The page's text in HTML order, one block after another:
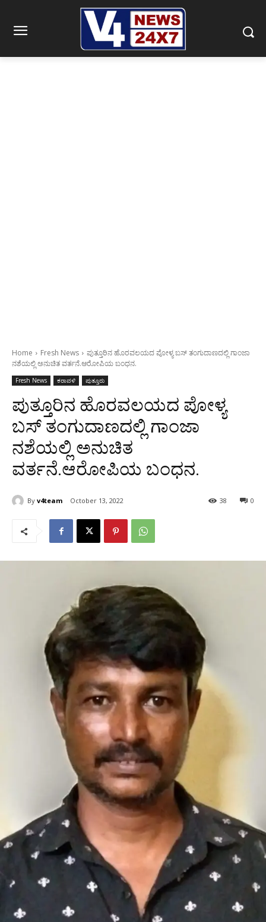
Home Fresh News
ಪುತ್ತೂರಿನ ಹೊರವಲಯದ ಪೋಳ್ಯ ಬಸ್ ತಂಗುದಾಣದಲ್ಲಿ ಗಾಂಜಾ
ನಶೆಯಲ್ಲಿ ಅನುಚಿತ ವರ್ತನೆ.ಆರೋಪಿಯ ಬಂಧನ.
Fresh News ಕರಾವಳಿ ಪುತ್ತೂರು
ಪುತ್ತೂರಿನ ಹೊರವಲಯದ ಪೋಳ್ಯ
ಬಸ್ ತಂಗುದಾಣದಲ್ಲಿ ಗಾಂಜಾ
ನಶೆಯಲ್ಲಿ ಅನುಚಿತ
ವರ್ತನೆ.ಆರೋಪಿಯ ಬಂಧನ.
By v4team October 13, 2022 0
38